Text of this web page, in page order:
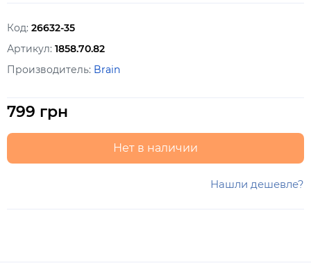
Код: 26632-35
Артикул: 1858.70.82
Производитель: Brain
799 грн
Нет в наличии
Нашли дешевле?